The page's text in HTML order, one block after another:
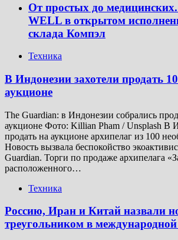
От простых до
WELL в открытом
склада Компэл
Техника
В Индонезии захотели продать
аукционе
The Guardian: в Индонезии собрались
аукционе Фото: Killian Pham / Unsplash В
продать на аукционе архипелаг из 100
Новость вызвала беспокойство
Guardian. Торги по продаже архипелага
расположенного…
Техника
Россию, Иран и Китай назвали
треугольником в